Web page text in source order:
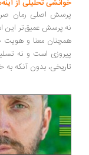
تحلیلی از آینه‌های
اصلی رمان صرفاً این
عمیق‌تر این است:
معنا و هویت خود را
است و نه تسلیم. او
بدون آنکه به خیانت،